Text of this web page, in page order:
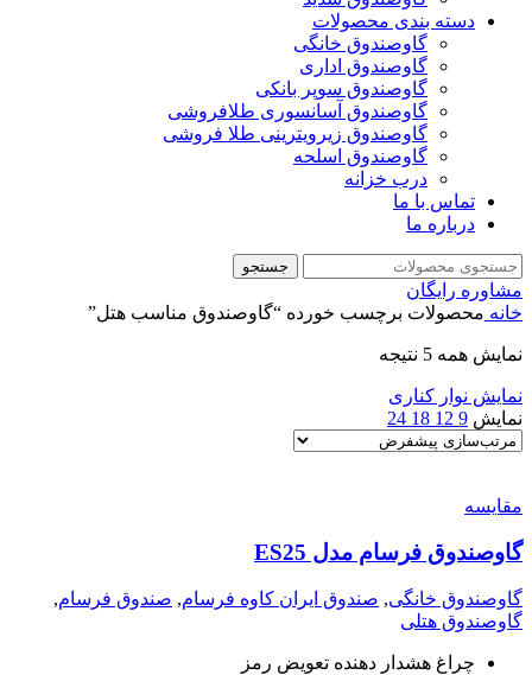
دسته بندی محصولات
گاوصندوق خانگی
گاوصندوق اداری
گاوصندوق سوپر بانکی
گاوصندوق آسانسوری طلافروشی
گاوصندوق زیرویترینی طلا فروشی
گاوصندوق اسلحه
درب خزانه
تماس با ما
درباره ما
جستجو
مشاوره رایگان
خانه محصولات برچسب خورده “گاوصندوق مناسب هتل”
نمایش همه 5 نتیجه
نمایش نوار کناری
نمایش 9
12
18
24
مقايسه
گاوصندوق فرسام مدل ES25
گاوصندوق خانگی, صندوق ایران کاوه فرسام, صندوق فرسام,
گاوصندوق هتلی
چراغ هشدار دهنده تعویض رمز